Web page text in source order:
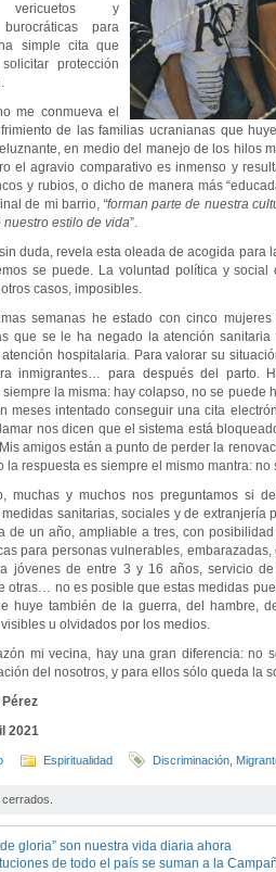
vericuetos y
para
simple cita que
protección
me conmueva el
de las familias ucranianas que
en medio del manejo de los hilos
el agravio comparativo es inmenso y
y rubios, o dicho de manera más
de mi barrio, “forman parte de nuestra
nuestro estilo de vida”.
duda, revela esta oleada de acogida
se puede. La voluntad política y
casos, imposibles.
semanas he estado con cinco
que se le ha negado la atención
hospitalaria. Para valorar su
inmigrantes… para después del parto.
la misma: hay colapso, no se puede
meses intentado conseguir una cita
nos dicen que el sistema está
amigos están a punto de perder la
la respuesta es siempre el mismo mantra:
muchas y muchos nos preguntamos si
sanitarias, sociales y de extranjería
de un año, ampliable a tres, con
para personas vulnerables,
jóvenes de entre 3 y 16 años, servicio
otras… no es posible que estas medidas
huye también de la guerra, del hambre,
u olvidados por los medios.
mi vecina, hay una gran diferencia: no
del nosotros, y para ellos sólo queda la
Pérez
2021
Espiritualidad Discriminación
de gloria” son nuestra vida diaria ahora
de todo el país se suman a la